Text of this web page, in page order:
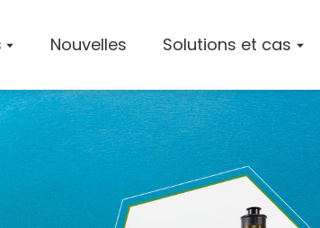
Nouvelles Solutions et cas
Profil De L'entreprise